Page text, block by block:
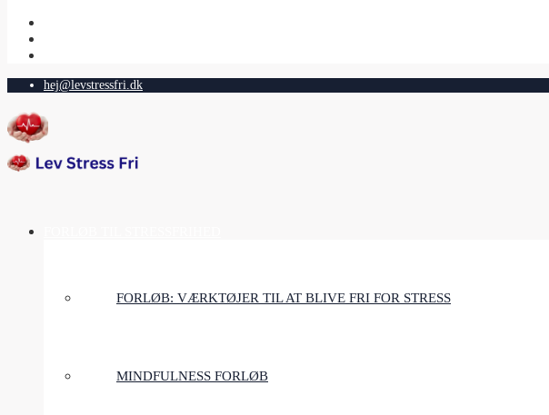
hej@levstressfri.dk
FORLØB: VÆRKTØJER TIL AT BLIVE FRI FOR STRESS
MINDFULNESS FORLØB